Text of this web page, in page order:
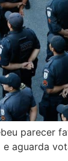
parecer
e aguarda